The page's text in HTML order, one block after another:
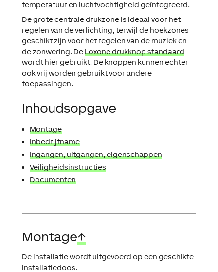
temperatuur en luchtvochtigheid geïntegreerd.
De grote centrale drukzone is ideaal voor het
regelen van de verlichting, terwijl de hoekzones
geschikt zijn voor het regelen van de muziek en
de zonwering. DeLoxone drukknop standaard
wordt hier gebruikt. De knoppen kunnen echter
ook vrij worden gebruikt voor andere
toepassingen.
Inhoudsopgave
Montage
Inbedrijfname
Ingangen, uitgangen, eigenschappen
Veiligheidsinstructies
Documenten
Montage↑
De installatie wordt uitgevoerd op een geschikte
installatiedoos.